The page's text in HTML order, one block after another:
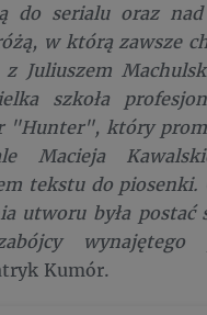
do serialu oraz nad
w którą zawsze
z Juliuszem
szkoła
"Hunter", który
Macieja
tekstu do piosenki.
utworu była postać
Kumór.